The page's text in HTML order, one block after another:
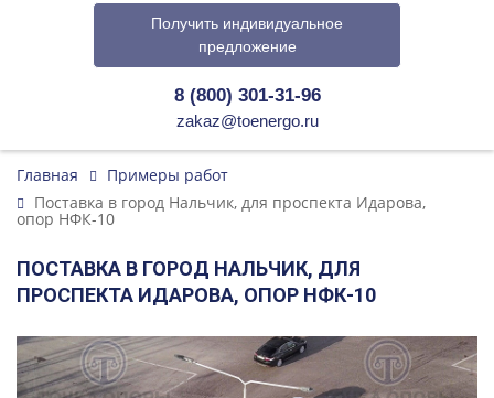
Получить индивидуальное
предложение
8 (800) 301-31-96
zakaz@toenergo.ru
Главная
Примеры работ
Поставка в город Нальчик, для проспекта Идарова,
опор НФК-10
ПОСТАВКА В ГОРОД НАЛЬЧИК, ДЛЯ
ПРОСПЕКТА ИДАРОВА, ОПОР НФК-10